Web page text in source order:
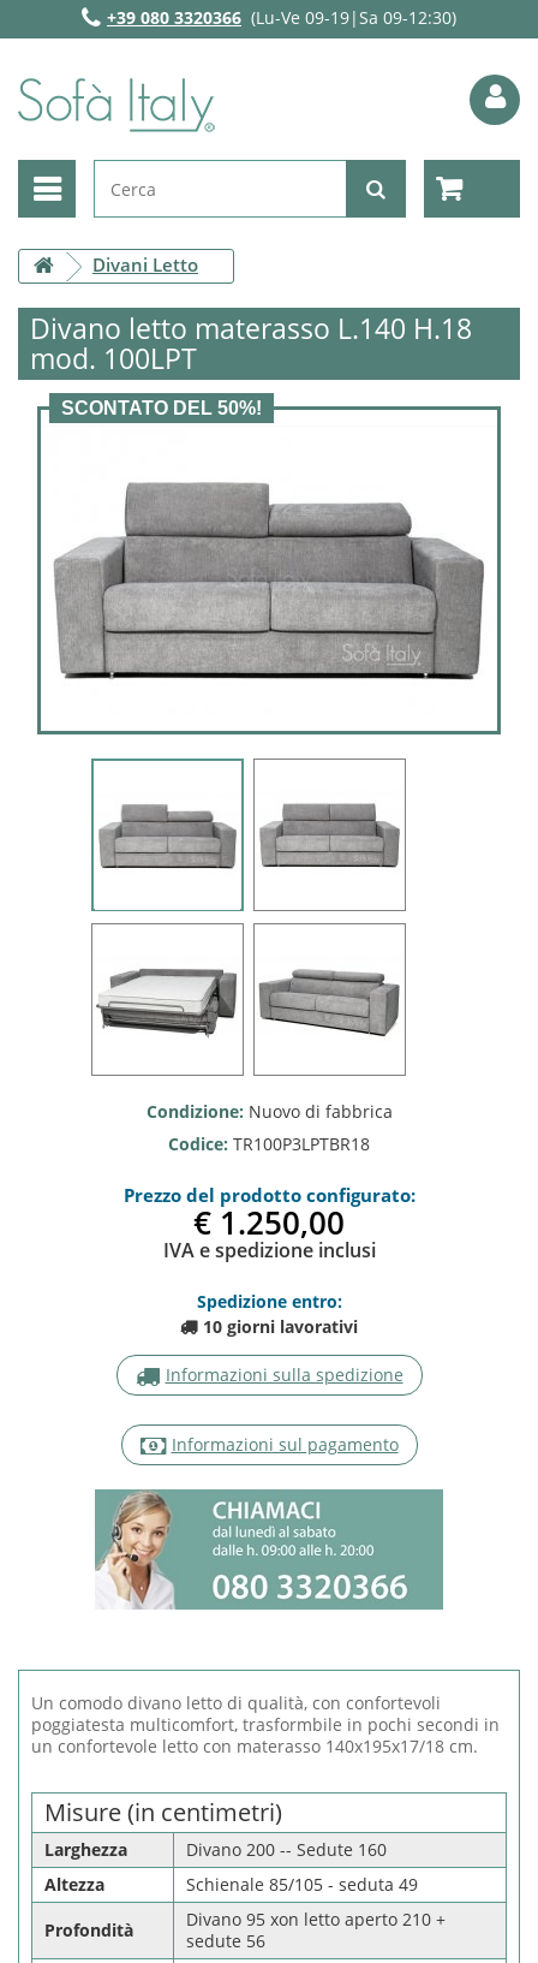
+39 080 3320366 (Lu-Ve 09-19|Sa 09-12:30)
Divani Letto
Divano letto materasso L.140 H.18
mod. 100LPT
SCONTATO DEL 50%!
Un comodo divano letto di qualità, con confortevoli
poggiatesta multicomfort, trasformbile in pochi secondi in
un confortevole letto con materasso 140x195x17/18 cm.
Misure (in centimetri)
Larghezza
Divano 200 -- Sedute 160
Altezza
Schienale 85/105 - seduta 49
Profondità
Divano 95 xon letto aperto 210 +
sedute 56
Condizione: Nuovo di fabbrica
Codice: TR100P3LPTBR18
Prezzo del prodotto configurato:
€ 1.250,0
IVA e spedizione inclusi
Spedizione entro:
10 giorni lavorativi
Informazioni sulla spedizione
Informazioni sul pagamento